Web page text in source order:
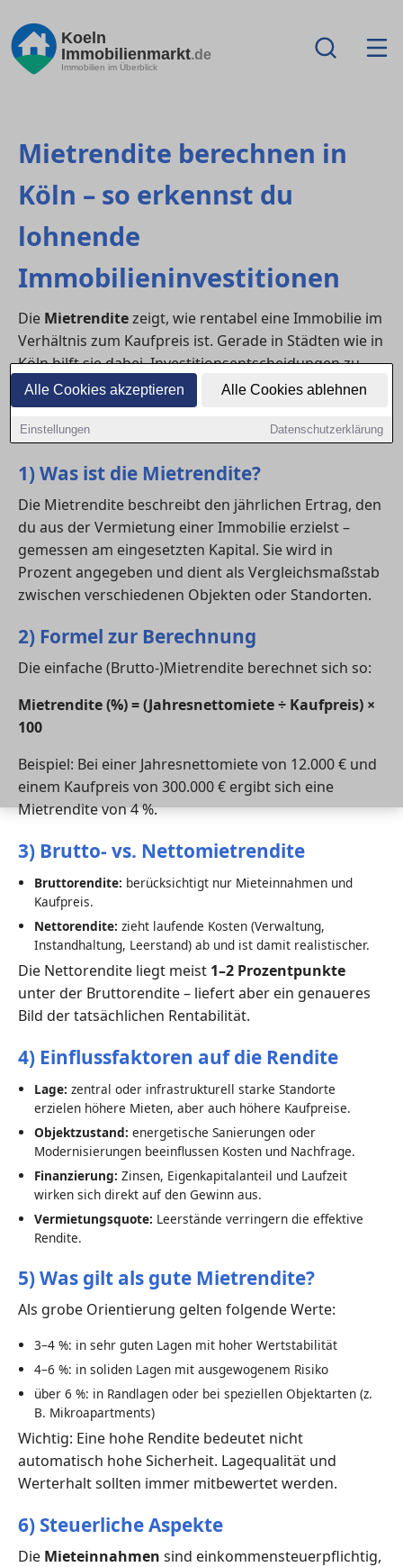
Alle Cookies akzeptieren Alle Cookies ablehnen
Einstellungen Datenschutzerklärung
Koeln
Immobilienmarkt.de
Immobilien im Überblick
Mietrendite berechnen in
Köln – so erkennst du
lohnende
Immobilieninvestitionen
Die Mietrenditezeigt, wie rentabel eine Immobilie im
Verhältnis zum Kaufpreis ist. Gerade in Städten wie in
Köln hilft sie dabei, Investitionsentscheidungen zu
treffen und verschiedene Objekte objektiv zu
vergleichen. Hier erfährst du, wie du die Rendite
berechnest und welche Werte als gut gelten.
1) Was ist die Mietrendite?
Die Mietrendite beschreibt den jährlichen Ertrag, den
du aus der Vermietung einer Immobilie erzielst –
gemessen am eingesetzten Kapital. Sie wird in
Prozent angegeben und dient als Vergleichsmaßstab
zwischen verschiedenen Objekten oder Standorten.
2) Formel zur Berechnung
Die einfache (Brutto-)Mietrendite berechnet sich so:
Mietrendite (%) = (Jahresnettomiete ÷ Kaufpreis) ×
100
Beispiel: Bei einer Jahresnettomiete von 12.000 € und
einem Kaufpreis von 300.000 € ergibt sich eine
Mietrendite von 4 %.
3) Brutto- vs. Nettomietrendite
Bruttorendite: berücksichtigt nur Mieteinnahmen und
Kaufpreis.
Nettorendite: zieht laufende Kosten (Verwaltung,
Instandhaltung, Leerstand) ab und ist damit realistischer.
Die Nettorendite liegt meist 1–2 Prozentpunkte
unter der Bruttorendite – liefert aber ein genaueres
Bild der tatsächlichen Rentabilität.
4) Einflussfaktoren auf die Rendite
Lage: zentral oder infrastrukturell starke Standorte
erzielen höhere Mieten, aber auch höhere Kaufpreise.
Objektzustand: energetische Sanierungen oder
Modernisierungen beeinflussen Kosten und Nachfrage.
Finanzierung: Zinsen, Eigenkapitalanteil und Laufzeit
wirken sich direkt auf den Gewinn aus.
Vermietungsquote: Leerstände verringern die effektive
Rendite.
5) Was gilt als gute Mietrendite?
Als grobe Orientierung gelten folgende Werte:
3–4 %: in sehr guten Lagen mit hoher Wertstabilität
4–6 %: in soliden Lagen mit ausgewogenem Risiko
über 6 %: in Randlagen oder bei speziellen Objektarten (z.
B. Mikroapartments)
Wichtig: Eine hohe Rendite bedeutet nicht
automatisch hohe Sicherheit. Lagequalität und
Werterhalt sollten immer mitbewertet werden.
6) Steuerliche Aspekte
Die Mieteinnahmen sind einkommensteuerpflichtig,